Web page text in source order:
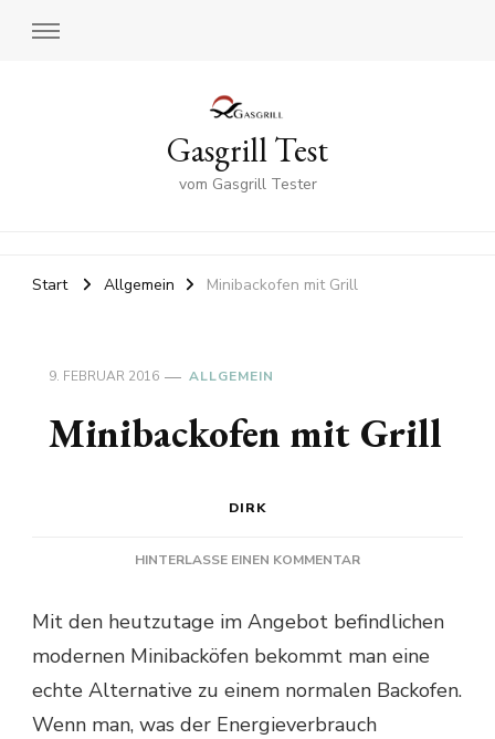
Gasgrill Test
vom Gasgrill Tester
Start Allgemein Minibackofen mit Grill
9. FEBRUAR 2016 ALLGEMEIN
Minibackofen mit Grill
DIRK
HINTERLASSE EINEN KOMMENTARZU
GRILL
Mit den heutzutage im Angebot befindlichen
modernen Minibacköfen bekommt man eine
echte Alternative zu einem normalen Backofen.
Wenn man, was der Energieverbrauch